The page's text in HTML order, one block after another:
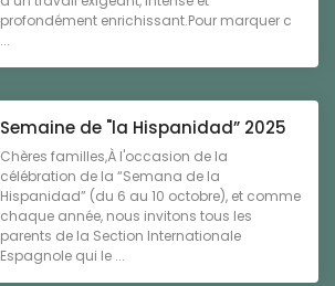
profondément enrichissant.Pour marquer c
...
Semaine de "la Hispanidad” 2025
Chères familles,À l'occasion de la
célébration de la “Semana de la
Hispanidad” (du 6 au 10 octobre), et comme
chaque année, nous invitons tous les
parents de la Section Internationale
Espagnole qui le ...